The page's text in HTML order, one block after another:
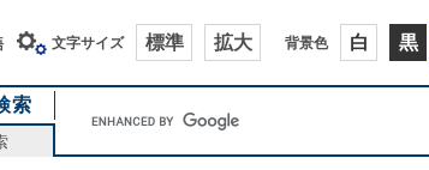
文字サイズ 標準 拡大 背景色 白 黒
索
ワ